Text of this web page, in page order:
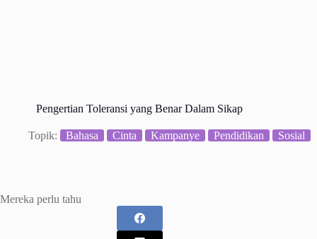
Pengertian Toleransi yang Benar Dalam Sikap
Topik: Bahasa Cinta Kampanye Pendidikan Sosial
Mereka perlu tahu